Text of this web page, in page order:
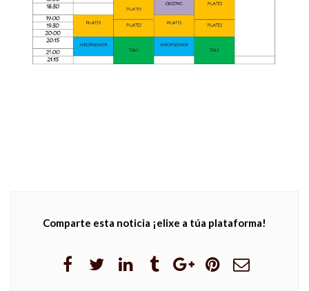
Comparte esta noticia ¡elixe a túa plataforma!